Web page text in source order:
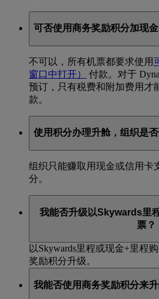
可否使用商务奖励积分加现
不可以，所有机票都要求使用
窗口中打开）
付款。对于
预订，只有税费和附加费用才
款。
使用积分办理升舱，组织是
组织只能赚取用现金或信用卡
分。
我能否升级以Skywards里
票？
以Skywards里程或现金+里程
奖励积分升级。
我能否使用商务奖励积分来